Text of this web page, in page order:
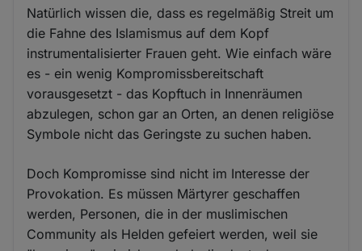
Natürlich wissen die, dass es regelmäßig Streit um
die Fahne des Islamismus auf dem Kopf
instrumentalisierter Frauen geht. Wie einfach wäre
es - ein wenig Kompromissbereitschaft
vorausgesetzt - das Kopftuch in Innenräumen
abzulegen, schon gar an Orten, an denen religiöse
Symbole nicht das Geringste zu suchen haben.
Doch Kompromisse sind nicht im Interesse der
Provokation. Es müssen Märtyrer geschaffen
werden, Personen, die in der muslimischen
Community als Helden gefeiert werden, weil sie